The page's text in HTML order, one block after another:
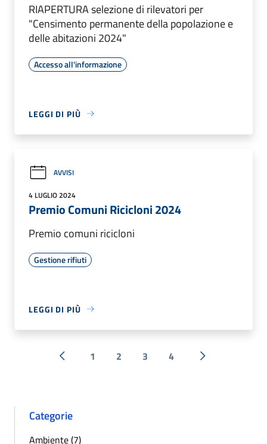
RIAPERTURA selezione di rilevatori per
"Censimento permanente della popolazione e
delle abitazioni 2024"
Accesso all'informazione
LEGGI DI PIÙ
AVVISI
4 LUGLIO 2024
Premio Comuni Ricicloni 2024
Premio comuni ricicloni
Gestione rifiuti
LEGGI DI PIÙ
« Precedente
1 2 3 4 Successiva »
Categorie
Ambiente (7)